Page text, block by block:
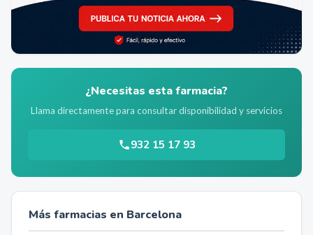
¿Necesitas esta farmacia?
Llama directamente para consultar disponibilidad y servicios
932 15 17 93
Más farmacias en Barcelona